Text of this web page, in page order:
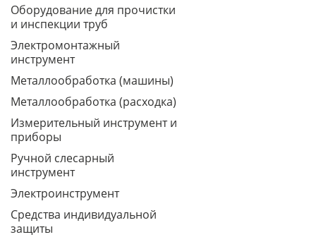
Оборудование для прочистки
и инспекции труб
Электромонтажный
инструмент
Металлообработка (машины)
Металлообработка (расходка)
Измерительный инструмент и
приборы
Ручной слесарный
инструмент
Электроинструмент
Средства индивидуальной
защиты